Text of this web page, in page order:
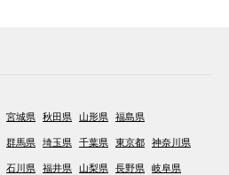
宮城県 秋田県 山形県 福島県
群馬県 埼玉県 千葉県 東京都 神奈川県
石川県 福井県 山梨県 長野県
岐阜県